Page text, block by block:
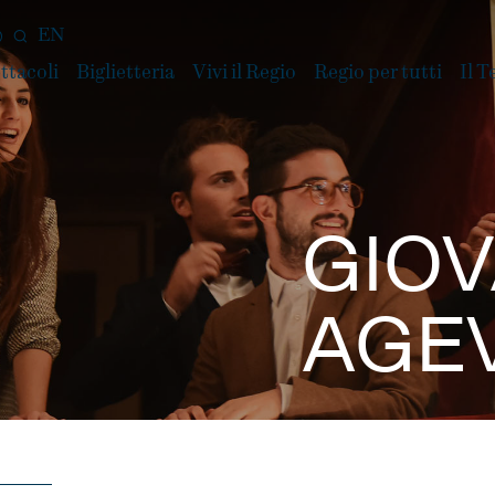
EN
Biglietteria Vivi il Regio Regio per tutti Il